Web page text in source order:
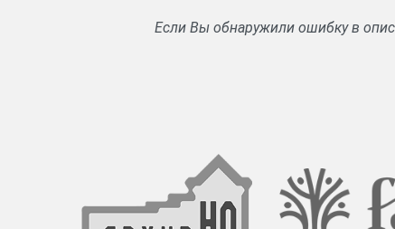
Если Вы обнаружили ошибку в